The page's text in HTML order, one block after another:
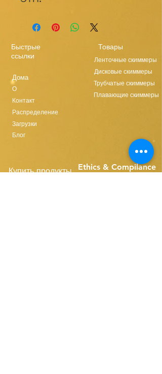
Быстрые
ссылки
Дома
О
Контакт
Распределение
Загрузки
Блог
Товары
Ленточные скиммеры
Дисковые скиммеры
Трубчатые скиммеры
Плавающие скиммеры
Купить продукты
Ethics & Compilance